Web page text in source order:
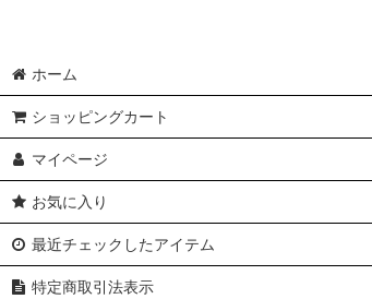
ホーム
ショッピングカート
マイページ
お気に入り
最近チェックしたアイテム
特定商取引法表示